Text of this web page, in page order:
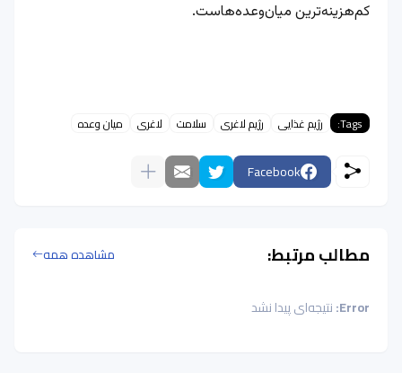
کم‌هزینه‌ترین میان‌وعده‌هاست.
Tags: رژیم غذایی رژیم لاغری سلامت لاغری میان وعده
Facebook
مطالب مرتبط: مشاهده همه
Error: نتیجه‌ای پیدا نشد